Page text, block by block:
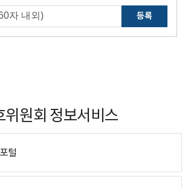
등록
위원회 정보서비스
털